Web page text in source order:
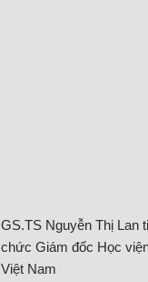
GS.TS Nguyễn Thị Lan
chức Giám đốc Học
Việt Nam